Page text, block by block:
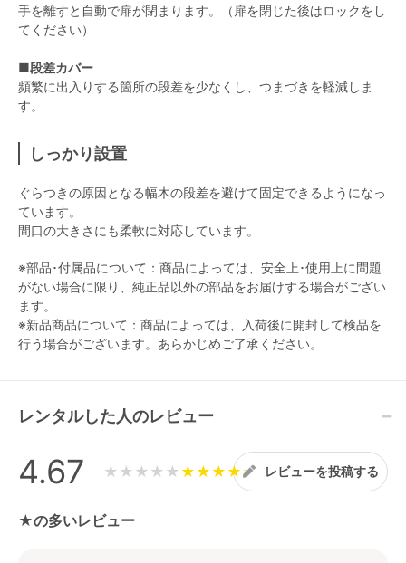
手を離すと自動で扉が閉まります。（扉を閉じた後はロックをし
てください）
■段差カバー
頻繁に出入りする箇所の段差を少なくし、つまづきを軽減しま
す。
しっかり設置
ぐらつきの原因となる幅木の段差を避けて固定できるようになっ
ています。
間口の大きさにも柔軟に対応しています。
※部品･付属品について：商品によっては、安全上･使用上に問題
がない場合に限り、純正品以外の部品をお届けする場合がござい
ます。
※新品商品について：商品によっては、入荷後に開封して検品を
行う場合がございます。あらかじめご了承ください。
レンタルした人のレビュー
4.67 ★★★★★ レビューを投稿する
★の多いレビュー